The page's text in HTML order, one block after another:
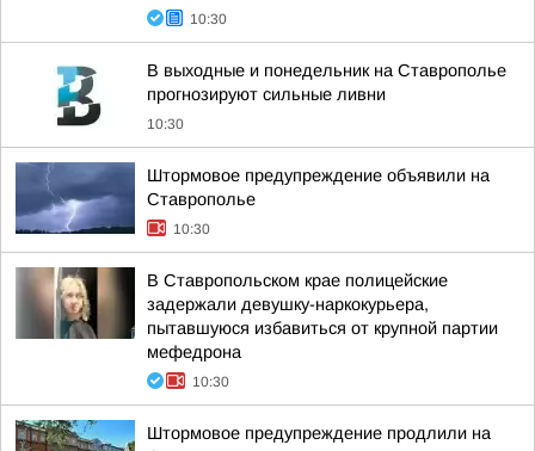
10:30
В выходные и понедельник на Ставрополье
прогнозируют сильные ливни
10:30
Штормовое предупреждение объявили на
Ставрополье
10:30
В Ставропольском крае полицейские
задержали девушку-наркокурьера,
пытавшуюся избавиться от крупной партии
мефедрона
10:30
Штормовое предупреждение продлили на